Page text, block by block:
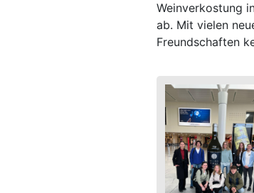
Weinverkostung
ab. Mit vielen
Freundschaften